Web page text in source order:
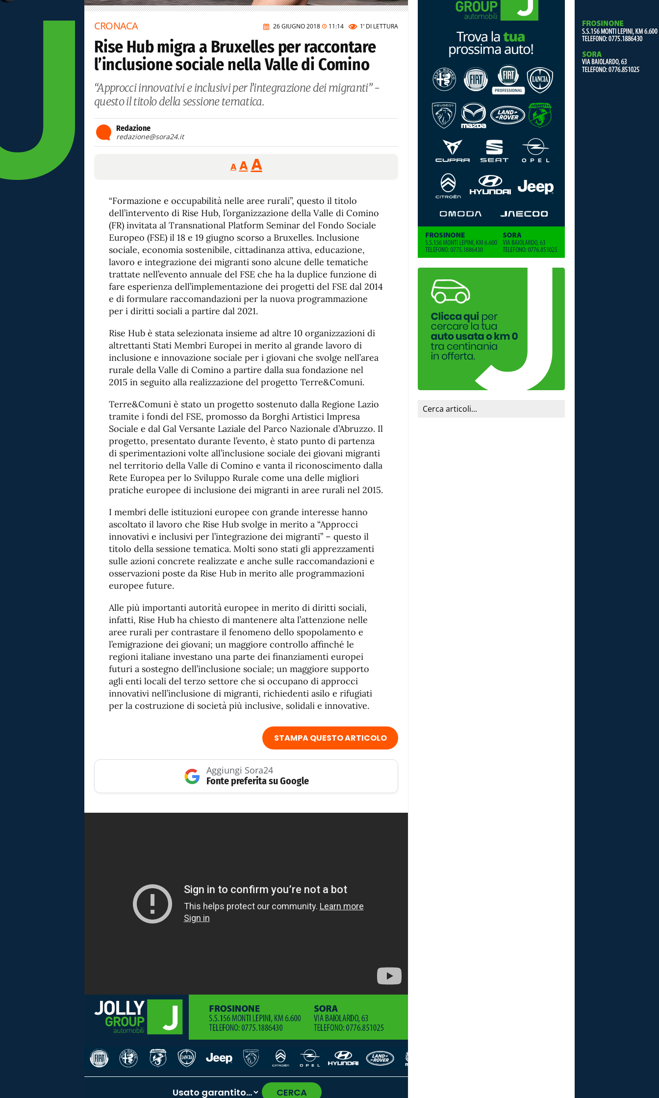
26 GIUGNO 2018 11:14 1’ DI LETTURA
CRONACA
Rise Hub migra a Bruxelles per raccontare
l’inclusione sociale nella Valle di Comino
“Approcci innovativi e inclusivi per l’integrazione dei migranti” -
questo il titolo della sessione tematica.
Redazione
redazione@sora24.it
A
Reducir
tamaño
A Restablecer
tamaño
fuente
AAumentar
de
fuente.
“Formazione e occupabilità nelle aree rurali”, questo il titolo
dell’intervento di Rise Hub, l’organizzazione della Valle di Comino
(FR) invitata al Transnational Platform Seminar del Fondo Sociale
Europeo (FSE) il 18 e 19 giugno scorso a Bruxelles. Inclusione
sociale, economia sostenibile, cittadinanza attiva, educazione,
lavoro e integrazione dei migranti sono alcune delle tematiche
trattate nell’evento annuale del FSE che ha la duplice funzione di
fare esperienza dell’implementazione dei progetti del FSE dal 2014
e di formulare raccomandazioni per la nuova programmazione
per i diritti sociali a partire dal 2021.
Rise Hub è stata selezionata insieme ad altre 10 organizzazioni di
altrettanti Stati Membri Europei in merito al grande lavoro di
inclusione e innovazione sociale per i giovani che svolge nell’area
rurale della Valle di Comino a partire dalla sua fondazione nel
2015 in seguito alla realizzazione del progetto Terre&Comuni.
Terre&Comuni è stato un progetto sostenuto dalla Regione Lazio
tramite i fondi del FSE, promosso da Borghi Artistici Impresa
Sociale e dal Gal Versante Laziale del Parco Nazionale d’Abruzzo. Il
progetto, presentato durante l’evento, è stato punto di partenza
di sperimentazioni volte all’inclusione sociale dei giovani migranti
nel territorio della Valle di Comino e vanta il riconoscimento dalla
Rete Europea per lo Sviluppo Rurale come una delle migliori
pratiche europee di inclusione dei migranti in aree rurali nel 2015.
I membri delle istituzioni europee con grande interesse hanno
ascoltato il lavoro che Rise Hub svolge in merito a “Approcci
innovativi e inclusivi per l’integrazione dei migranti” – questo il
titolo della sessione tematica. Molti sono stati gli apprezzamenti
sulle azioni concrete realizzate e anche sulle raccomandazioni e
osservazioni poste da Rise Hub in merito alle programmazioni
europee future.
Alle più importanti autorità europee in merito di diritti sociali,
infatti, Rise Hub ha chiesto di mantenere alta l’attenzione nelle
aree rurali per contrastare il fenomeno dello spopolamento e
l’emigrazione dei giovani; un maggiore controllo affinché le
regioni italiane investano una parte dei finanziamenti europei
futuri a sostegno dell’inclusione sociale; un maggiore supporto
agli enti locali del terzo settore che si occupano di approcci
innovativi nell’inclusione di migranti, richiedenti asilo e rifugiati
per la costruzione di società più inclusive, solidali e innovative.
STAMPA QUESTO ARTICOLO
Aggiungi Sora24
Fonte preferita su Google
CERCA